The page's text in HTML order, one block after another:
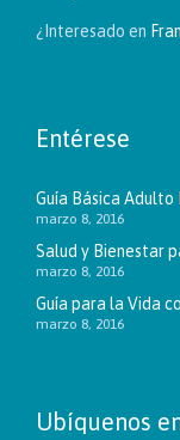
¿Interesado en
Entérese
Guía Básica Adulto
marzo 8, 2016
Salud y Bienestar
marzo 8, 2016
Guía para la Vida
marzo 8, 2016
Ubíquenos